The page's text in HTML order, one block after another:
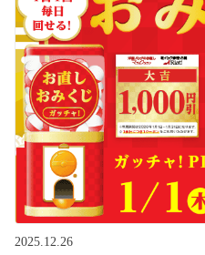
2025.12.26